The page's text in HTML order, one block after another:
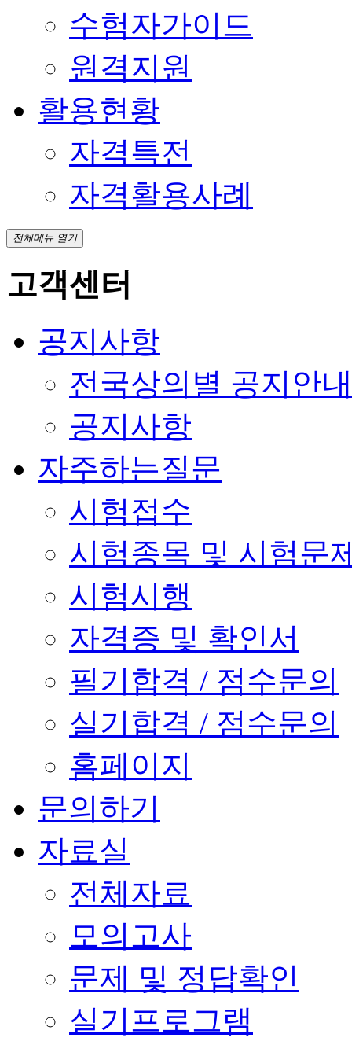
수험자가이드
원격지원
활용현황
자격특전
자격활용사례
전체메뉴 열기
고객센터
공지사항
전국상의별 공지안내
공지사항
자주하는질문
시험접수
시험종목 및 시험문
시험시행
자격증 및 확인서
필기합격 / 점수문의
실기합격 / 점수문의
홈페이지
문의하기
자료실
전체자료
모의고사
문제 및 정답확인
실기프로그램